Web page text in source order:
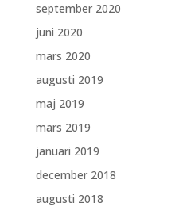
september 2020
juni 2020
mars 2020
augusti 2019
maj 2019
mars 2019
januari 2019
december 2018
augusti 2018